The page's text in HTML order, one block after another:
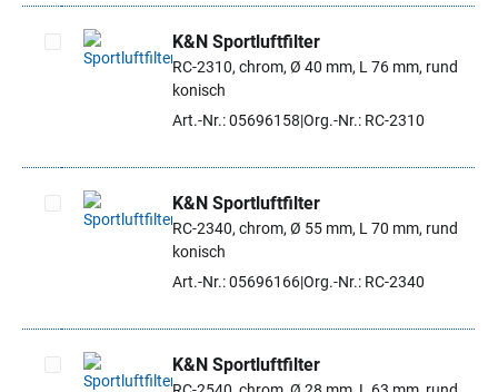
Artikel auswählen
K&N Sportluftfilter
RC-2310, chrom, Ø 40 mm, L 76 mm, rund
konisch
Art.-Nr.: 05696158 Org.-Nr.: RC-2310
Artikel auswählen
K&N Sportluftfilter
RC-2340, chrom, Ø 55 mm, L 70 mm, rund
konisch
Art.-Nr.: 05696166Org.-Nr.: RC-2340
K&N Sportluftfilter